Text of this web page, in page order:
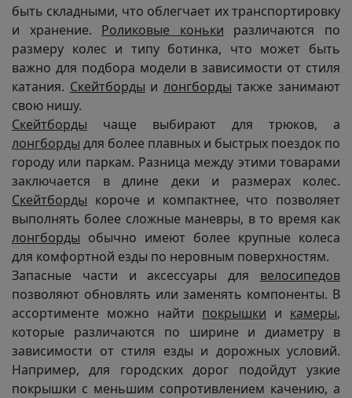
быть складными, что облегчает их транспортировку
и хранение. Роликовые коньки различаются по
размеру колес и типу ботинка, что может быть
важно для подбора модели в зависимости от стиля
катания. Скейтборды и лонгборды также занимают
свою нишу.
Скейтборды чаще выбирают для трюков, а
лонгборды для более плавных и быстрых поездок по
городу или паркам. Разница между этими товарами
заключается в длине деки и размерах колес.
Скейтборды короче и компактнее, что позволяет
выполнять более сложные маневры, в то время как
лонгборды обычно имеют более крупные колеса
для комфортной езды по неровным поверхностям.
Запасные части и аксессуары для велосипедов
позволяют обновлять или заменять компоненты. В
ассортименте можно найти покрышки и камеры,
которые различаются по ширине и диаметру в
зависимости от стиля езды и дорожных условий.
Например, для городских дорог подойдут узкие
покрышки с меньшим сопротивлением качению, а